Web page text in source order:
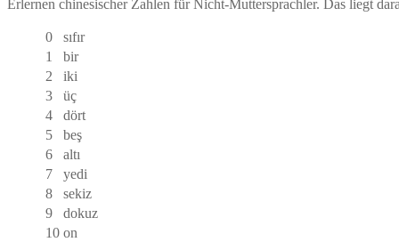
Erlernen chinesischer Zahlen für Nicht-Muttersprachler. Das liegt
0
sıfır
1
bir
2
iki
3
üç
4
dört
5
beş
6
altı
7
yedi
8
sekiz
9
dokuz
10 on